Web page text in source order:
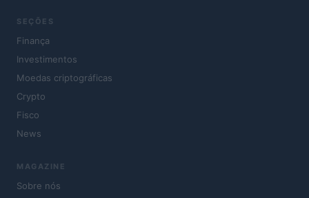
SEÇÕES
Finança
Investimentos
Moedas criptográficas
Crypto
Fisco
News
MAGAZINE
Sobre nós